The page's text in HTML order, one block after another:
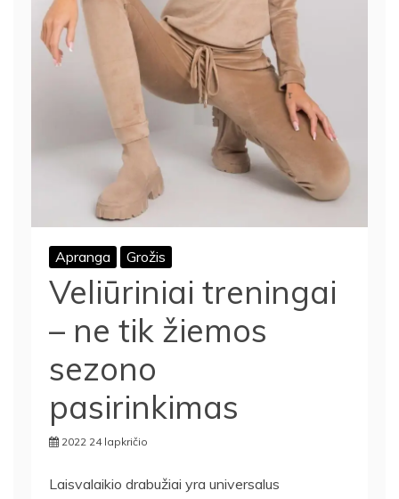
Apranga Grožis
Veliūriniai treningai
– ne tik žiemos
sezono
pasirinkimas
2022 24 lapkričio
Laisvalaikio drabužiai yra universalus